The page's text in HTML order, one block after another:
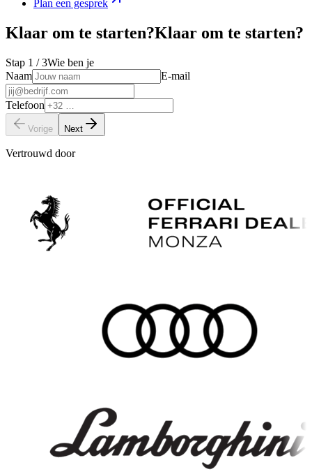
Plan een gesprek
Klaar om te starten?Klaar om te starten?
Stap 1 / 3Wie ben je
Naam
E-mail
Telefoon
Vorige Next
Vertrouwd door